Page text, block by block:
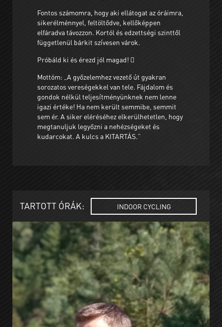
Fontos számomra, hogy aki ellátogat az óráimra,
sikerélménnyel, feltöltődve, kellőképpen
elfáradva távozzon. Kortól és edzettségi szinttől
függetlenül bárkit szívesen várok.
Próbáld ki és érezd jól magad! 
Mottóm: „A győzelemhez vezető út gyakran
sorozatos vereségekkel van tele. Fájdalom és
gondok nélkül teljesítményünknek nem lenne
igazi értéke! Ha nem került semmibe, semmit
sem ér. A siker eléréséhez elkerülhetetlen, hogy
megtanuljuk legyőzni a nehézségeket és
kudarcokat. A kulcs a KITARTÁS.”
TARTOTT ÓRÁK: INDOOR CYCLING